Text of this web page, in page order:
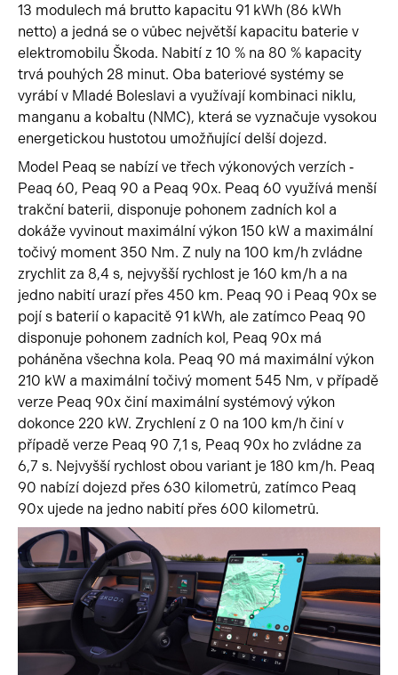
13 modulech má brutto kapacitu 91 kWh (86 kWh
netto) a jedná se o vůbec největší kapacitu baterie v
elektromobilu Škoda. Nabití z 10 % na 80 % kapacity
trvá pouhých 28 minut. Oba bateriové systémy se
vyrábí v Mladé Boleslavi a využívají kombinaci niklu,
manganu a kobaltu (NMC), která se vyznačuje vysokou
energetickou hustotou umožňující delší dojezd.
Model Peaq se nabízí ve třech výkonových verzích ‑
Peaq 60, Peaq 90 a Peaq 90x. Peaq 60 využívá menší
trakční baterii, disponuje pohonem zadních kol a
dokáže vyvinout maximální výkon 150 kW a maximální
točivý moment 350 Nm. Z nuly na 100 km/h zvládne
zrychlit za 8,4 s, nejvyšší rychlost je 160 km/h a na
jedno nabití urazí přes 450 km. Peaq 90 i Peaq 90x se
pojí s baterií o kapacitě 91 kWh, ale zatímco Peaq 90
disponuje pohonem zadních kol, Peaq 90x má
poháněna všechna kola. Peaq 90 má maximální výkon
210 kW a maximální točivý moment 545 Nm, v případě
verze Peaq 90x činí maximální systémový výkon
dokonce 220 kW. Zrychlení z 0 na 100 km/h činí v
případě verze Peaq 90 7,1 s, Peaq 90x ho zvládne za
6,7 s. Nejvyšší rychlost obou variant je 180 km/h. Peaq
90 nabízí dojezd přes 630 kilometrů, zatímco Peaq
90x ujede na jedno nabití přes 600 kilometrů.